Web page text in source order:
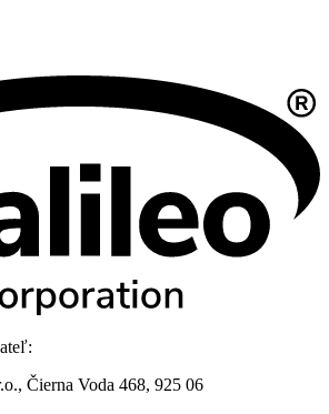
Čierna Voda 468, 925 06